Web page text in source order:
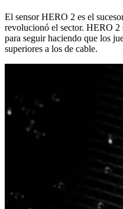
El sensor HERO 2 es el
revolucionó el sector. HERO 2
para seguir haciendo que los
superiores a los de cable.